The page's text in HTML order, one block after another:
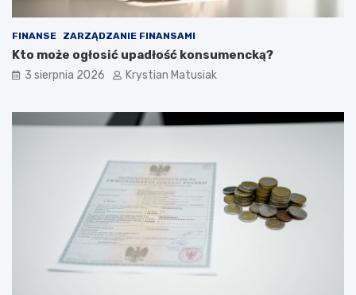
FINANSE ZARZĄDZANIE FINANSAMI
Kto może ogłosić upadłość konsumencką?
3 sierpnia 2026 Krystian Matusiak